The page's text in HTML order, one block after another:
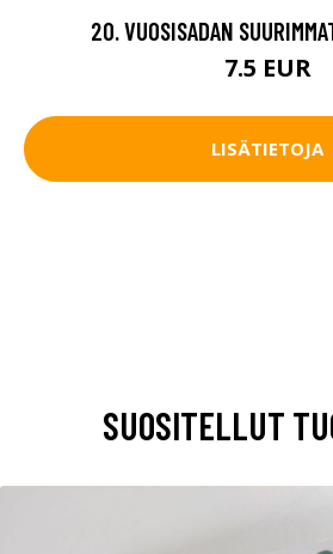
20. VUOSISADAN
7.5 EUR
LISÄTIETOJA
SUOSITELLUT